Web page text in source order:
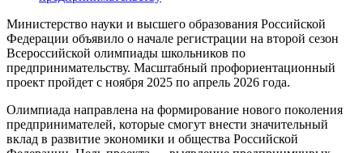
Министерство науки и высшего образования Российской
Федерации объявило о начале регистрации на второй сезон
Всероссийской олимпиады школьников по
предпринимательству. Масштабный профориентационный
проект пройдет с ноября 2025 по апрель 2026 года.
Олимпиада направлена на формирование нового поколения
предпринимателей, которые смогут внести значительный
вклад в развитие экономики и общества Российской